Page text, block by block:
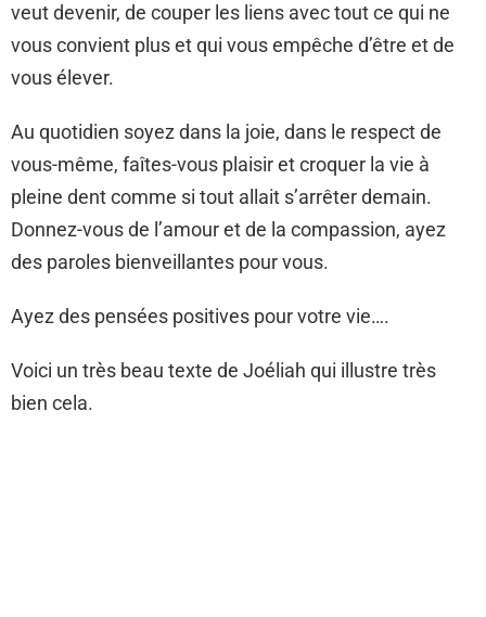
veut devenir, de couper les liens avec tout ce qui ne
vous convient plus et qui vous empêche d’être et de
vous élever.
Au quotidien soyez dans la joie, dans le respect de
vous-même, faîtes-vous plaisir et croquer la vie à
pleine dent comme si tout allait s’arrêter demain.
Donnez-vous de l’amour et de la compassion, ayez
des paroles bienveillantes pour vous.
Ayez des pensées positives pour votre vie….
Voici un très beau texte de Joéliah qui illustre très
bien cela.